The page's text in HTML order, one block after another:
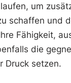
um
schaffen und
Fähigkeit,
die
Druck setzen.